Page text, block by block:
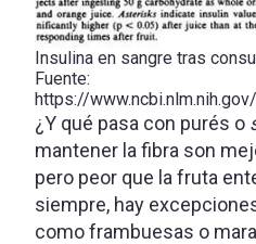
Insulina en sangre tras
Fuente:
https://
¿Y qué pasa con purés o
mantener la fibra son
pero peor que la fruta
siempre, hay
como frambuesas o